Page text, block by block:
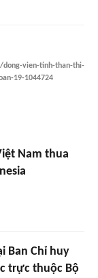
vien-tinh-than-thi-
19-1044724
Nam thua
Ban Chỉ huy
trực thuộc Bộ